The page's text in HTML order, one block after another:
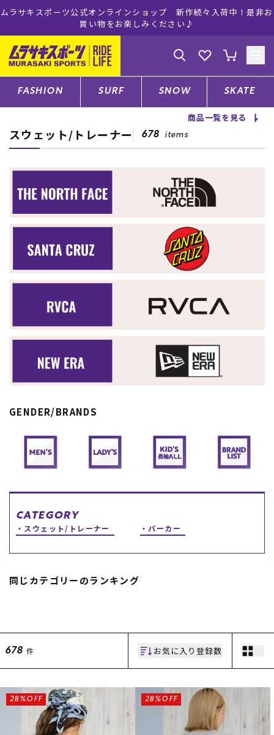
お ムラサキスポーツ公式オンラインショップ 5,500円(税込)以上
注文で送料無料！(※一部対象外有り)
ゲスト様
ログイン 会員登録
店舗一覧
CATEGORY
ファッションTOP
サーフTOP
スケートTOP
ブランド一覧
RIDE LIFE MAGAZINE一
スタッフスナップ
ー
店頭受取サービス
ギフトラッピング
アフターサポート
ムラサキスポーツ 公式アプリ
FASHION SURF SNOW SKATE
商品一覧を見る
スウェット/トレーナー 678 items
GENDER/BRANDS
CATEGORY
スウェット/トレーナー
パーカー
同じカテゴリーのランキング
678 件 お気に入り登録数
28%OFF 28%OFF